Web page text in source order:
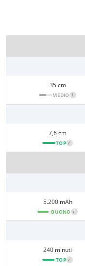
35 cm
MEDIO i
7,6 cm
TOP i
5.200 mAh
BUONO i
240 minuti
TOP i